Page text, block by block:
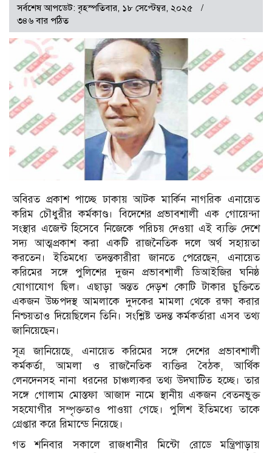
সর্বশেষ আপডেট: বৃহস্পতিবার, ১৮ সেপ্টেম্বর, ২০২৫
৩৪৬ বার পঠিত
অবিরত প্রকাশ পাচ্ছে ঢাকায় আটক মার্কিন নাগরিক এনায়েত
করিম চৌধুরীর কর্মকাণ্ড। বিদেশের প্রভাবশালী এক গোয়েন্দা
সংস্থার এজেন্ট হিসেবে নিজেকে পরিচয় দেওয়া এই ব্যক্তি দেশে
সদ্য আত্মপ্রকাশ করা একটি রাজনৈতিক দলে অর্থ সহায়তা
করতেন। ইতিমধ্যে তদন্তকারীরা জানতে পেরেছেন, এনায়েত
করিমের সঙ্গে পুলিশের দুজন প্রভাবশালী ডিআইজির ঘনিষ্ঠ
যোগাযোগ ছিল। এছাড়া অন্তত দেড়শ কোটি টাকার চুক্তিতে
একজন উচ্চপদস্থ আমলাকে দুদকের মামলা থেকে রক্ষা করার
নিশ্চয়তাও দিয়েছিলেন তিনি। সংশ্লিষ্ট তদন্ত কর্মকর্তারা এসব তথ্য
জানিয়েছেন।
সূত্র জানিয়েছে, এনায়েত করিমের সঙ্গে দেশের প্রভাবশালী
কর্মকর্তা, আমলা ও রাজনৈতিক ব্যক্তির বৈঠক, আর্থিক
লেনদেনসহ নানা ধরনের চাঞ্চল্যকর তথ্য উদঘাটিত হচ্ছে। তার
সঙ্গে গোলাম মোস্তফা আজাদ নামে স্থানীয় একজন বেতনভুক্ত
সহযোগীর সম্পৃক্ততাও পাওয়া গেছে। পুলিশ ইতিমধ্যে তাকে
গ্রেপ্তার করে রিমান্ডে নিয়েছে।
গত শনিবার সকালে রাজধানীর মিন্টো রোডে মন্ত্রিপাড়ায়